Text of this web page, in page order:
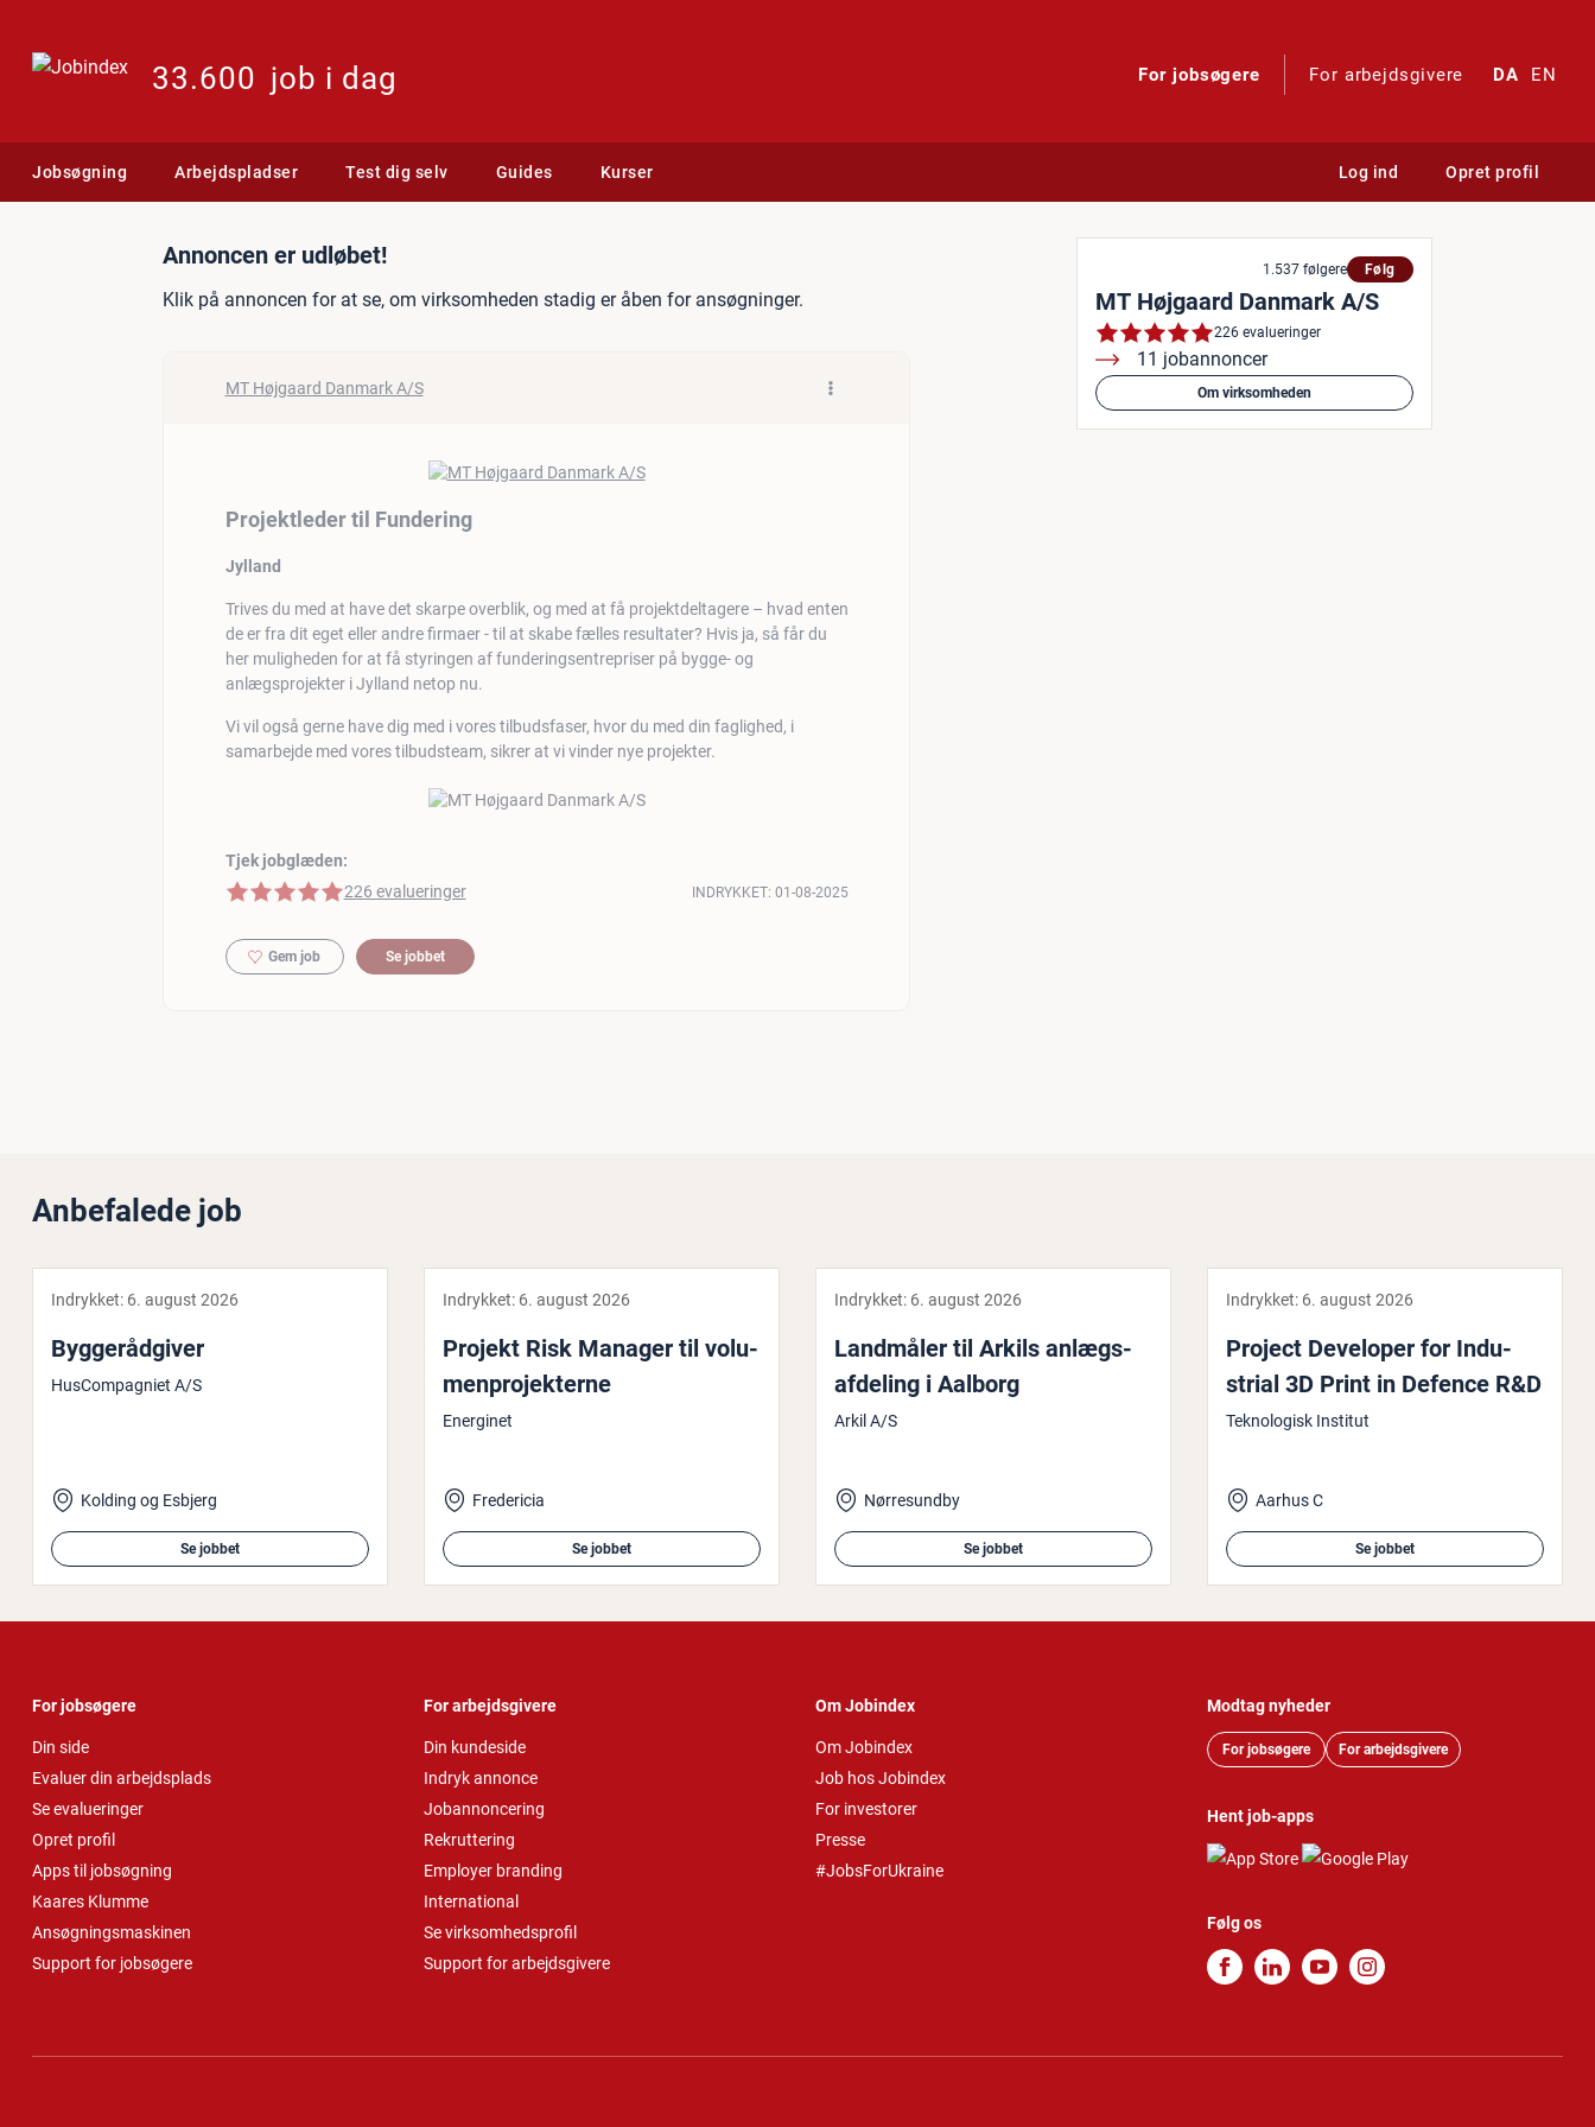
33.600 job i dag For jobsøgere For arbejdsgivere DA EN
Jobsøgning Arbejdspladser Test dig selv Guides Kurser Log ind Opret profil
Jobannonce: Projektleder til Fundering
Annoncen er udløbet!
Klik på annoncen for at se, om virksomheden stadig er åben for ansøgninger.
MT Højgaard Danmark A/S
Projektleder til Fundering
Jylland
Trives du med at have det skarpe overblik, og med at få projektdeltagere – hvad enten
de er fra dit eget eller andre firmaer - til at skabe fælles resultater? Hvis ja, så får du
her muligheden for at få styringen af funderingsentrepriser på bygge- og
anlægsprojekter i Jylland netop nu.
Vi vil også gerne have dig med i vores tilbudsfaser, hvor du med din faglighed, i
samarbejde med vores tilbudsteam, sikrer at vi vinder nye projekter.
Tjek jobglæden:
5 af 5 stjerner
226 evalueringer INDRYKKET: 01-08-2025
Gem job Se jobbet
1.537 følgere Følg
MT Højgaard Danmark A/S
226 evalueringer
11 jobannoncer
Om virksomheden
Anbefalede job
Indrykket: 6. august 2026
Byg­ge­rå­d­gi­ver
HusCompagniet A/S
Kolding og Esbjerg
Se jobbet
Indrykket: 6. august 2026
Projekt Risk Manager til vo­lu­
men­pro­jek­ter­ne
Energinet
Fredericia
Se jobbet
Indrykket: 6. august 2026
Landmåler til Arkils an­lægs­
af­de­ling i Aalborg
Arkil A/S
Nørresundby
Se jobbet
Indrykket: 6. august 2026
Project Developer for In­du­
stri­al 3D Print in Defence R&D
Teknologisk Institut
Aarhus C
Se jobbet
For jobsøgere
Din side
Evaluer din arbejdsplads
Se evalueringer
Opret profil
Apps til jobsøgning
Kaares Klumme
Ansøgningsmaskinen
Support for jobsøgere
For arbejdsgivere
Din kundeside
Indryk annonce
Jobannoncering
Rekruttering
Employer branding
International
Se virksomhedsprofil
Support for arbejdsgivere
Om Jobindex
Om Jobindex
Job hos Jobindex
For investorer
Presse
#JobsForUkraine
Modtag nyheder
For jobsøgere For arbejdsgivere
Hent job-apps
Følg os